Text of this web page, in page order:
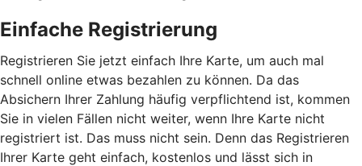
Einfache Registrierung
Registrieren Sie jetzt einfach Ihre Karte, um auch mal
schnell online etwas bezahlen zu können. Da das
Absichern Ihrer Zahlung häufig verpflichtend ist, kommen
Sie in vielen Fällen nicht weiter, wenn Ihre Karte nicht
registriert ist. Das muss nicht sein. Denn das Registrieren
Ihrer Karte geht einfach, kostenlos und lässt sich in